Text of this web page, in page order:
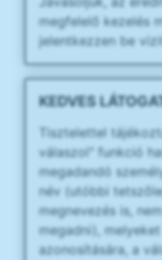
megfelelő kezelés
jelentkezzen be
KEDVES
Tisztelettel
válaszol" funkció
megadandó
név (utóbbi
megnevezés is,
megadni),
azonosítására, a